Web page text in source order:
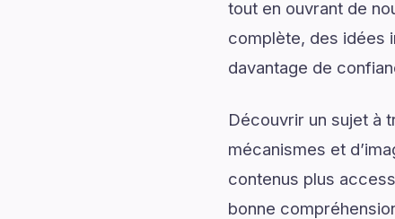
tout en ouvrant de
complète, des idées
davantage de
Découvrir un sujet à
mécanismes et
contenus plus
bonne